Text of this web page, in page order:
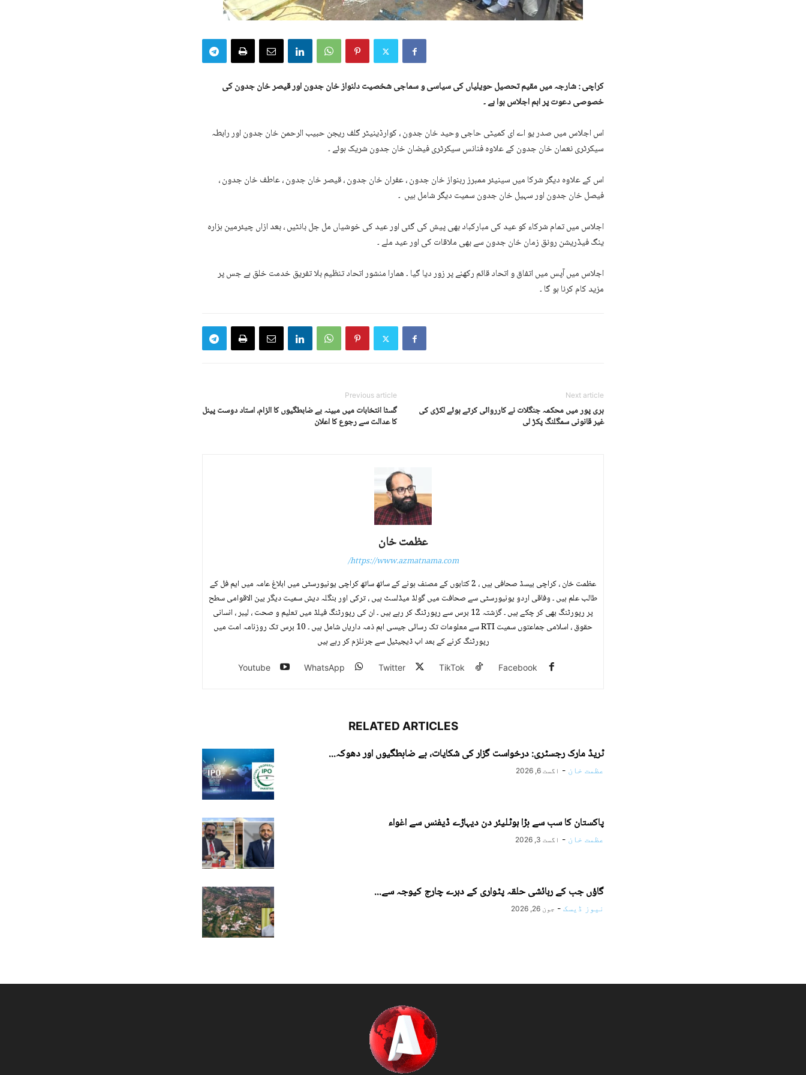
کراچی : شارجہ میں مقیم تحصیل حویلیاں کی سیاسی و سماجی شخصیت دلنواز خان جدون اور قیصر خان جدون کی
خصوصی دعوت پر اہم اجلاس ہوا ہے ۔
اس اجلاس میں صدر یو اے ای کمیٹی حاجی وحید خان جدون ، کوارڈینیٹر گلف ریجن حبیب الرحمن خان جدون اور رابطہ
سیکرٹری نعمان خان جدون کے علاوہ فنانس سیکرٹری فیضان خان جدون شریک ہوئے ۔
اس کے علاوہ دیگر شرکا میں سینیئر ممبرز ربنواز خان جدون ، عفران خان جدون ، قیصر خان جدون ، عاطف خان جدون ،
فیصل خان جدون اور سہیل خان جدون سمیت دیگر شامل ہیں ۔
اجلاس میں تمام شرکاء کو عید کی مبارکباد بھی پیش کی گئی اور عید کی خوشیاں مل جل بانٹیں ، بعد ازاں چیئرمین ہزارہ
ینگ فیڈریشن رونق زمان خان جدون سے بھی ملاقات کی اور عید ملے ۔
اجلاس میں آپس میں اتفاق و اتحاد قائم رکھنے پر زور دیا گیا ۔ ھمارا منشور اتحاد تنظیم بلا تفریق خدمت خلق ہے جس پر
مزید کام کرنا ہو گا ۔
Previous article
گسٹا انتخابات میں مبینہ بے ضابطگیوں کا الزام، استاد دوست پینل
کا عدالت سے رجوع کا اعلان
Next article
ہری پور میں محکمہ جنگلات نے کارروائی کرتے ہوئے لکڑی کی
غیر قانونی سمگلنگ پکڑ لی
عظمت خان
https://www.azmatnama.com/
عظمت خان ، کراچی بیسڈ صحافی ہیں ، 2 کتابوں کے مصنف ہونے کے ساتھ ساتھ کراچی یونیورسٹی میں ابلاغ عامہ میں ایم فل کے
طالب علم ہیں ۔ وفاقی اردو یونیورسٹی سے صحافت میں گولڈ میڈلسٹ ہیں ، ترکی اور بنگلہ دیش سمیت دیگر بین الاقوامی سطح
پر رپورٹنگ بھی کر چکے ہیں ۔ گزشتہ 12 برس سے رپورٹنگ کر رہے ہیں ۔ ان کی رپورٹنگ فیلڈ میں تعلیم و صحت ، لیبر ، انسانی
حقوق ، اسلامی جماعتوں سمیت RTI سے معلومات تک رسائی جیسی اہم ذمہ داریاں شامل ہیں ۔ 10 برس تک روزنامہ امت میں
رپورٹنگ کرنے کے بعد اب ڈیجیٹیل سے جرنلزم کر رہے ہیں
Facebook
TikTok
Twitter
WhatsApp
Youtube
RELATED ARTICLES
ٹریڈ مارک رجسٹری: درخواست گزار کی شکایات، بے ضابطگیوں اور دھوکہ...
عظمت خان - اگست 6, 2026
پاکستان کا سب سے بڑا ہوٹلیئر دن دیہاڑے ڈیفنس سے اغواء
عظمت خان - اگست 3, 2026
گاؤں جب کے رہائشی حلقہ پٹواری کے دہرے چارج کیوجہ سے...
نیوز ڈیسک - جون 26, 2026